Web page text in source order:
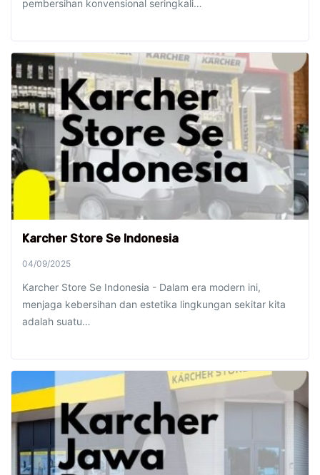
pembersihan konvensional seringkali…
Karcher Store Se Indonesia
04/09/2025
Karcher Store Se Indonesia - Dalam era modern ini,
menjaga kebersihan dan estetika lingkungan sekitar kita
adalah suatu…